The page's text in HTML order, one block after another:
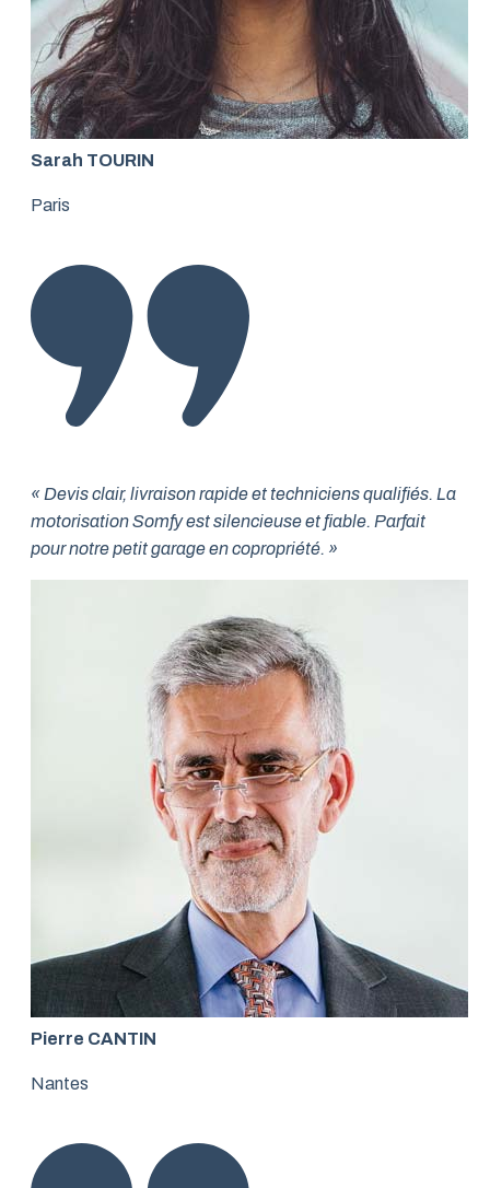
Sarah TOURIN
Paris
« Devis clair, livraison rapide et techniciens qualifiés. La
motorisation Somfy est silencieuse et fiable. Parfait
pour notre petit garage en copropriété. »
Pierre CANTIN
Nantes